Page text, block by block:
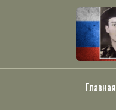
Главная